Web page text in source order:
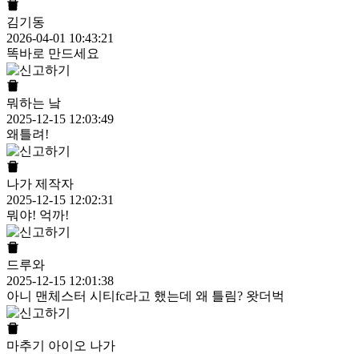
김기동
2026-04-01 10:43:21
똑바로 만드세요
뭐하는 낰
2025-12-15 12:03:49
왜틀려!
나가 제작자
2025-12-15 12:02:31
뭐야! 억까!
드루와
2025-12-15 12:01:38
아니 맨체스터 시티fc라고 했는데 왜 틀림? 왓더벅
마추기 아이오 나가